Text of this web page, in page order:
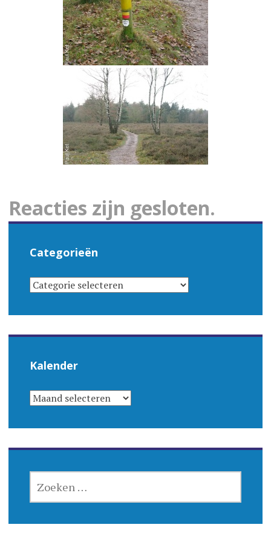
Reacties zijn gesloten.
Categorieën
CATEGORIEËN
Kalender
KALENDER
NAAR: